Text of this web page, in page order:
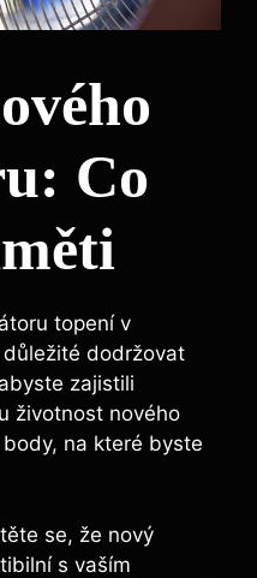
Co
topení v
důležité dodržovat
zajistili
životnost nového
na které byste
se, že nový
s vaším